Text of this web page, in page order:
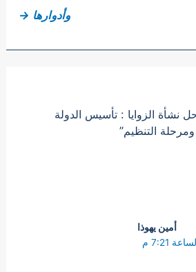
وأدوارها →
نشأة الزوايا : تأسيس الدولة
التنظيم”
أمين يهوذا